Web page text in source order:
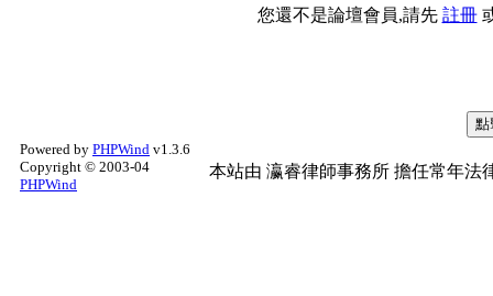
您還不是論壇會員,請先 註冊
Powered by PHPWind v1.3.6
Copyright © 2003-04
PHPWind
本站由 瀛睿律師事務所 擔任常年法